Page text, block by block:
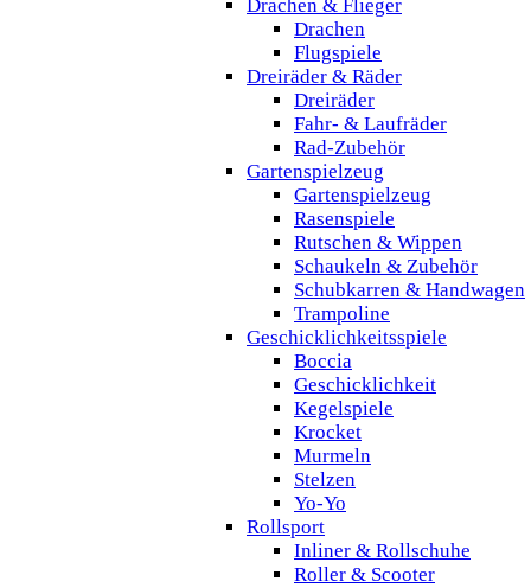
Drachen & Flieger
Drachen
Flugspiele
Dreiräder & Räder
Dreiräder
Fahr- & Laufräder
Rad-Zubehör
Gartenspielzeug
Gartenspielzeug
Rasenspiele
Rutschen & Wippen
Schaukeln & Zubehör
Schubkarren & Handwagen
Trampoline
Geschicklichkeitsspiele
Boccia
Geschicklichkeit
Kegelspiele
Krocket
Murmeln
Stelzen
Yo-Yo
Rollsport
Inliner & Rollschuhe
Roller & Scooter